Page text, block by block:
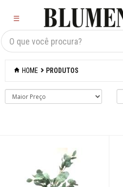
☰
Criar Lista×
Organização
Eletros
Cama e banho
Móveis
HOME PRODUTOS